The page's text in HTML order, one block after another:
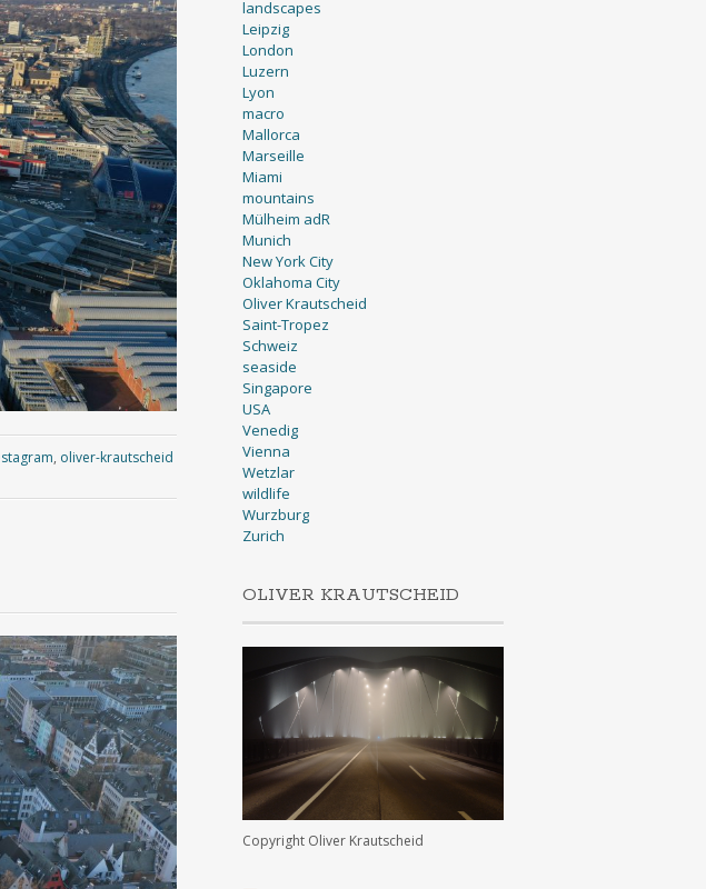
, oliver-krautscheid
landscapes
Leipzig
London
Luzern
Lyon
macro
Mallorca
Marseille
Miami
mountains
Mülheim adR
Munich
New York City
Oklahoma City
Oliver Krautscheid
Saint-Tropez
Schweiz
seaside
Singapore
USA
Venedig
Vienna
Wetzlar
wildlife
Wurzburg
Zurich
OLIVER KRAUTSCHEID
Copyright Oliver Krautscheid